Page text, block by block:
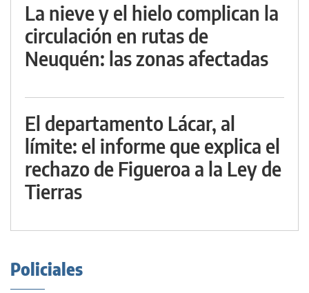
La nieve y el hielo complican la
circulación en rutas de
Neuquén: las zonas afectadas
El departamento Lácar, al
límite: el informe que explica el
rechazo de Figueroa a la Ley de
Tierras
Policiales